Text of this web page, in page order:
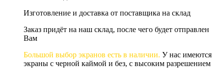
Изготовление и доставка от поставщика на склад
Заказ придёт на наш склад, после чего будет отправлен
Вам
Большой выбор экранов есть в наличии. У нас имеются
экраны с черной каймой и без, с высоким разрешением